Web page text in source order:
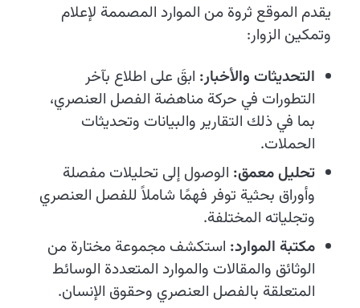
يقدم الموقع ثروة من الموارد المصممة لإعلام
وتمكين الزوار:
التحديثات والأخبار: ابقَ على اطلاع بآخر
التطورات في حركة مناهضة الفصل العنصري،
بما في ذلك التقارير والبيانات وتحديثات
الحملات.
تحليل معمق: الوصول إلى تحليلات مفصلة
وأوراق بحثية توفر فهمًا شاملاً للفصل العنصري
وتجلياته المختلفة.
مكتبة الموارد: استكشف مجموعة مختارة من
الوثائق والمقالات والموارد المتعددة الوسائط
المتعلقة بالفصل العنصري وحقوق الإنسان.